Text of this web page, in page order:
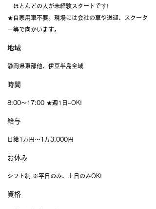
ほとんどの人が未経験スタートです!
★自家用車不要。現場には会社の車や送迎、スクータ
ー等で向かいます。
地域
静岡県東部他、伊豆半島全域
時間
8:00〜17:00 ★週1日~OK!
給与
日給1万円～1万3,000円
お休み
シフト制 ※平日のみ、土日のみOK!
資格